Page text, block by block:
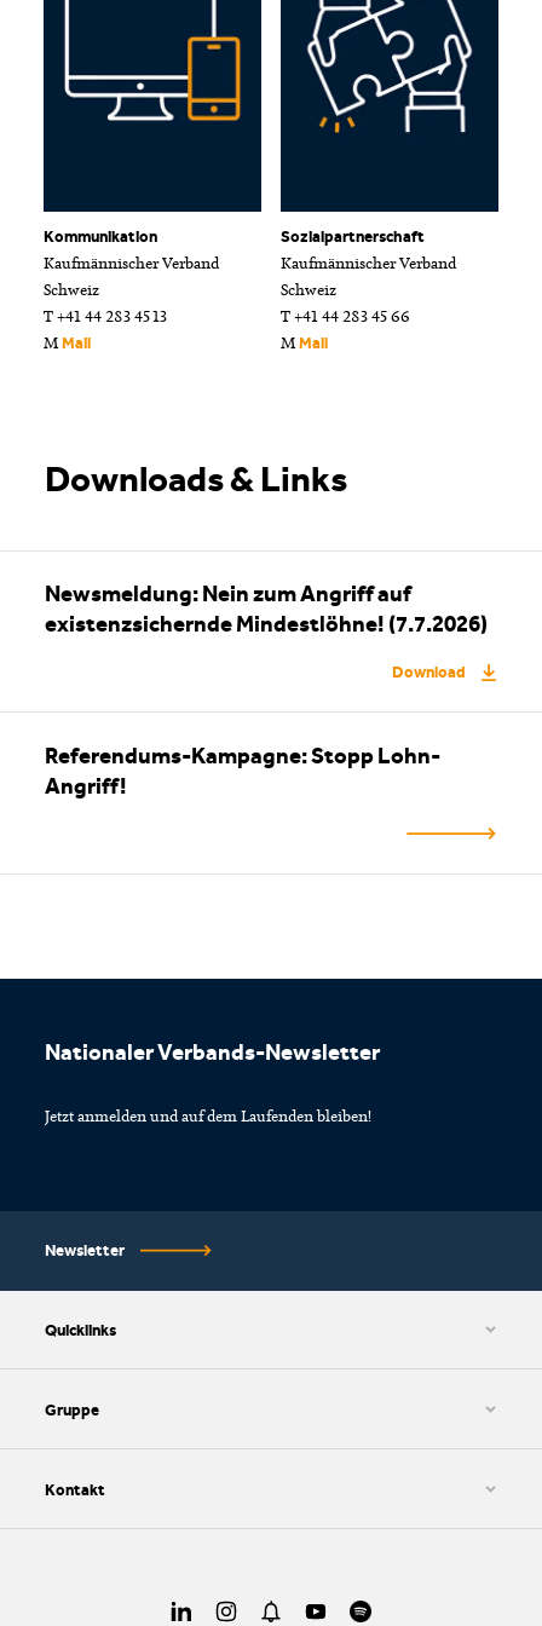
Kommunikation
Kaufmännischer Verband
Schweiz
T +41 44 283 45 13
MMail
Sozialpartnerschaft
Kaufmännischer Verband
Schweiz
T +41 44 283 45 66
MMail
Downloads & Links
Newsmeldung: Nein zum Angriff auf
existenzsichernde Mindestlöhne! (7.7.2026)
Download
Referendums-Kampagne: Stopp Lohn-
Angriff!
Quicklinks
Impressum
Gruppe
SIZ AG
Kontakt
Nationaler Verbands-Newsletter
Jetzt anmelden und auf dem Laufenden bleiben!
Newsletter